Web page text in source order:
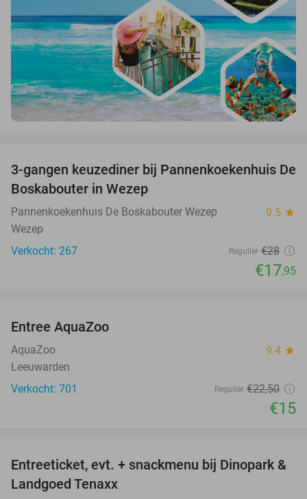
36%
3-gangen keuzediner bij Pannenkoekenhuis De
Boskabouter in Wezep
Pannenkoekenhuis De Boskabouter Wezep 9.5 star
Wezep
Verkocht: 267
Regulier €28
€17,95
Entree AquaZoo
AquaZoo 9.4 star
Leeuwarden
Verkocht: 701
Regulier €22,50
€15
22%
Entreeticket, evt. + snackmenu bij Dinopark &
Landgoed Tenaxx